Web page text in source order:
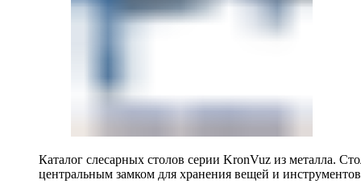
Каталог слесарных столов серии KronVuz из металла.
центральным замком для хранения вещей и